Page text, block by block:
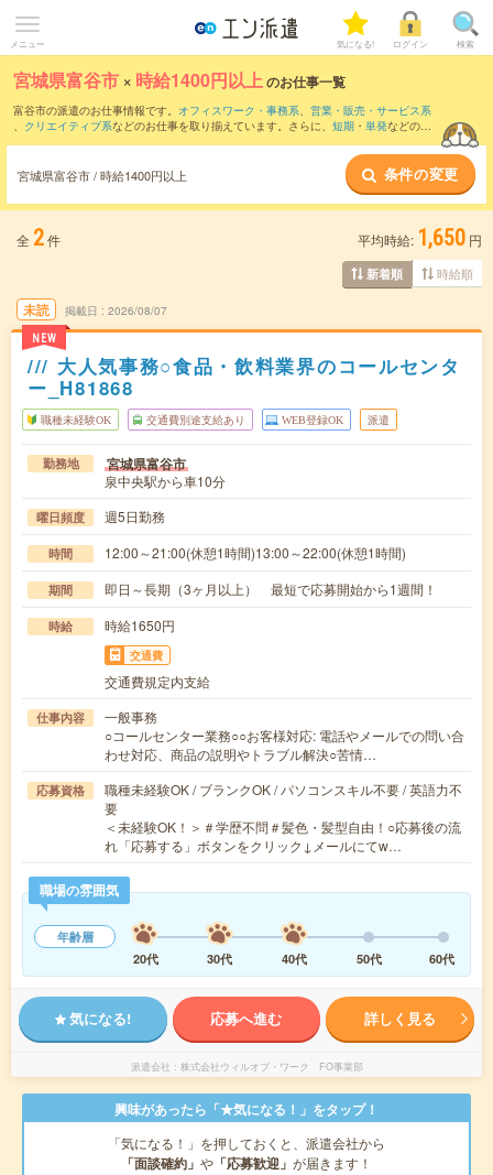
メニュー 気になる! ログイン 検索
宮城県富谷市 × 時給1400円以上のお仕事一覧
富谷市の派遣のお仕事情報です。 オフィスワーク・事務系、 営業・販売・サービス系
、 クリエイティブ系などのお仕事を取り揃えています。さらに、 短期 ・ 単発などの期
宮城県富谷市 / 時給1400円以上 条件の変更
全 2件 平均時給: 1,650 円
新着順 時給順
未読
NEW
掲載日 2026/08/07
/// 大人気事務○食品・飲料業界のコールセンタ
ー_H81868
職種未経験OK 交通費別途支給あり WEB登録OK 派遣
勤務地 宮城県富谷市
泉中央駅から車10分
曜日頻度 週5日勤務
時間 12:00～21:00(休憩1時間)13:00～22:00(休憩1時間)
期間 即日～長期（3ヶ月以上） 最短で応募開始から1週間！
時給 時給1650円
交通費
交通費規定内支給
仕事内容
一般事務
○コールセンター業務○○お客様対応: 電話やメールでの問い合
わせ対応、商品の説明やトラブル解決○苦情…
応募資格
職種未経験OK / ブランクOK / パソコンスキル不要 / 英語力不
要
＜未経験OK！＞＃学歴不問＃髪色・髪型自由！○応募後の流
れ「応募する」ボタンをクリック↓メールにてw…
職場の雰囲気
年齢層
20代
30代 40代 50代 60代
気になる! 応募へ進む 詳しく見る
派遣会社 株式会社ウィルオブ・ワーク FO事業部
興味があったら「★気になる！」をタップ！
「気になる！」を押しておくと、派遣会社から
「面談確約」 や 「応募歓迎」 が届きます！